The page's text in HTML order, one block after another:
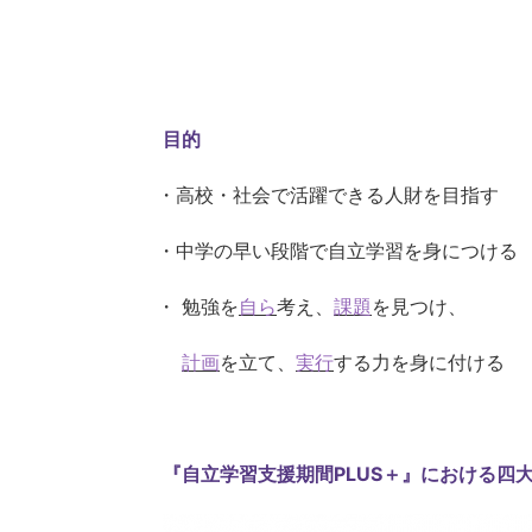
目的
・高校・社会で活躍できる人財を目指す
・中学の早い段階で自立学習を身につける
・ 勉強を自ら考え、 課題 を見つけ、
計画を立て、 実行する力を身に付ける
『自立学習支援期間PLUS＋』における四